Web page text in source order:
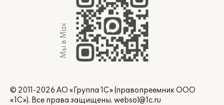
Мы в Max
© 2011-2026 АО «Группа 1С» (правопреемник ООО
«1С»). Все права защищены. websol@1c.ru